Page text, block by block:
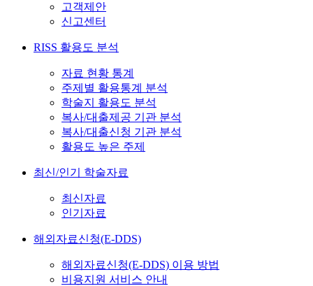
고객제안
신고센터
RISS 활용도 분석
자료 현황 통계
주제별 활용통계 분석
학술지 활용도 분석
복사/대출제공 기관 분석
복사/대출신청 기관 분석
활용도 높은 주제
최신/인기 학술자료
최신자료
인기자료
해외자료신청(E-DDS)
해외자료신청(E-DDS) 이용 방법
비용지원 서비스 안내